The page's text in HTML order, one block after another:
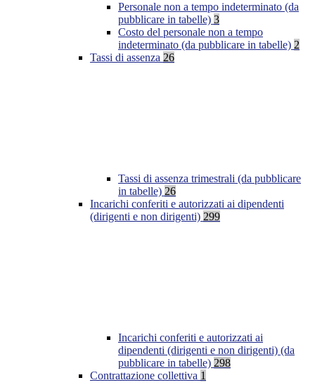
Personale non a tempo indeterminato (da
pubblicare in tabelle) 3
Costo del personale non a tempo
indeterminato (da pubblicare in tabelle) 2
Tassi di assenza 26
Tassi di assenza trimestrali (da pubblicare
in tabelle) 26
Incarichi conferiti e autorizzati ai dipendenti
(dirigenti e non dirigenti) 299
Incarichi conferiti e autorizzati ai
dipendenti (dirigenti e non dirigenti) (da
pubblicare in tabelle) 298
Contrattazione collettiva 1